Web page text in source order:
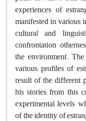
experiences of
manifested in various
cultural and
confrontation,
the environment.
various profiles of
result of the different
his stories from this
experimental levels,
of the identity of